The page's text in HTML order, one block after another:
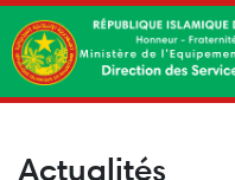
Actualités